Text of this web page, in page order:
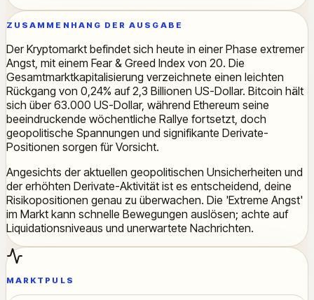
ZUSAMMENHANG DER AUSGABE
Der Kryptomarkt befindet sich heute in einer Phase extremer
Angst, mit einem Fear & Greed Index von 20. Die
Gesamtmarktkapitalisierung verzeichnete einen leichten
Rückgang von 0,24% auf 2,3 Billionen US-Dollar. Bitcoin hält
sich über 63.000 US-Dollar, während Ethereum seine
beeindruckende wöchentliche Rallye fortsetzt, doch
geopolitische Spannungen und signifikante Derivate-
Positionen sorgen für Vorsicht.
Angesichts der aktuellen geopolitischen Unsicherheiten und
der erhöhten Derivate-Aktivität ist es entscheidend, deine
Risikopositionen genau zu überwachen. Die 'Extreme Angst'
im Markt kann schnelle Bewegungen auslösen; achte auf
Liquidationsniveaus und unerwartete Nachrichten.
MARKTPULS